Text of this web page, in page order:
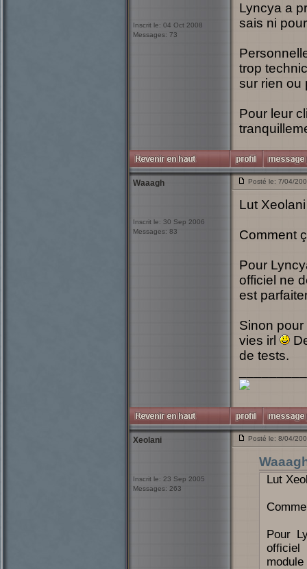
Inscrit le: 04 Oct 2008
Messages: 73
Lyncya a
sais ni
trop
sur rien ou
Pour leur
Waaagh
Inscrit le: 30 Sep 2006
Messages: 83
Posté le: 7/04/
Lut
Comment
Pour
officiel ne
est
Sinon
vies irl
de tests.
Xeolani
Inscrit le: 23 Sep 2005
Messages: 263
Posté le: 8/04/
Lut
Pour
officiel